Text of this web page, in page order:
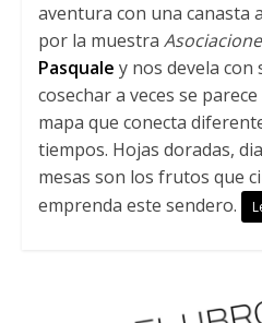
aventura con una canasta
por la muestra
Pasquale y nos devela con
cosechar a veces se
mapa que conecta
tiempos. Hojas doradas,
mesas son los frutos que
emprenda este sendero.